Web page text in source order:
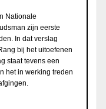
Nationale
zijn eerste
In dat verslag
bij het uitoefenen
staat tevens een
het in werking treden